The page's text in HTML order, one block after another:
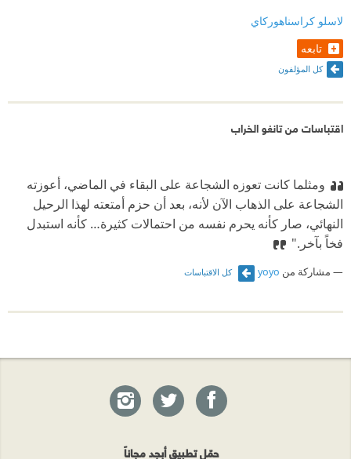
تصوير تفصيلي يجعل كل الحواس تقرأ ، يصف الكاتب
المشاهد من زوايا متنوعة وصفا دقيقا يوضح أفكار وافعال
في بعدي الزمان والمكان ولكنها في النهاية مبدعة فانت
تخرج من الرواية وفي ذهنك خارطة واضحة لاماكن
الاحداث وتسللسلها الزمني رغم الغرابة في البنية .
ففي كل مشهد او حدث يمكنك ايجاد اسقاط ديني او
اجتماعي او حتى سياسي .
بمذهب جديد ، المعجزات الكاذبة ، انبعاث الموتى ،
الاشارات الى الوجود ونشأة الخلق ، المراقبة الدائمة .....) .
على الصعيد الاجتماعي ( العلاقات الأسرية المتحطمة ،
لاسلو كراسناهوركاي
تابعه
كل المؤلفون
اقتباسات من تانغو الخراب
ومثلما كانت تعوزه الشجاعة على البقاء في الماضي، أعوزته
الشجاعة على الذهاب الآن لأنه، بعد أن حزم أمتعته لهذا الرحيل
النهائي، صار كأنه يحرم نفسه من احتمالات كثيرة… كأنه استبدل
فخاً بآخر."
مشاركة من yoyo كل الاقتباسات
حمّل تطبيق أبجد مجاناً